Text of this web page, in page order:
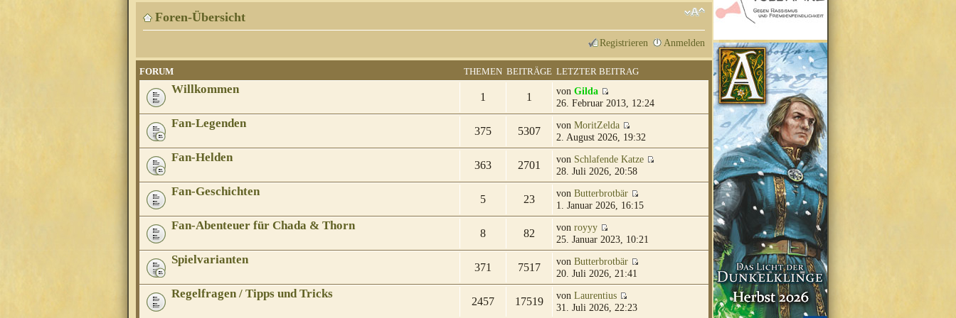
Foren-Übersicht
Registrieren Anmelden
FORUM THEMEN BEITRÄGE LETZTER BEITRAG
Willkommen
1 1 von Gilda
26. Februar 2013, 12:24
Fan-Legenden
375 5307 von MoritZelda
2. August 2026, 19:32
Fan-Helden
363 2701 von Schlafende Katze
28. Juli 2026, 20:58
Fan-Geschichten
5 23 von Butterbrotbär
1. Januar 2026, 16:15
Fan-Abenteuer für Chada & Thorn
8 82 von royyy
25. Januar 2023, 10:21
Spielvarianten
371 7517 von Butterbrotbär
20. Juli 2026, 21:41
Regelfragen / Tipps und Tricks
2457 17519 von Laurentius
31. Juli 2026, 22:23